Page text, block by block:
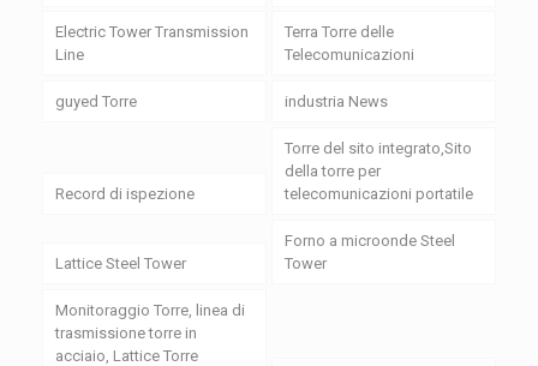
Electric Tower Transmission
Line
Terra Torre delle
Telecomunicazioni
guyed Torre industria News
Record di ispezione
Torre del sito integrato,Sito
della torre per
telecomunicazioni portatile
Lattice Steel Tower
Forno a microonde Steel
Tower
Monitoraggio Torre, linea di
trasmissione torre in
acciaio, Lattice Torre